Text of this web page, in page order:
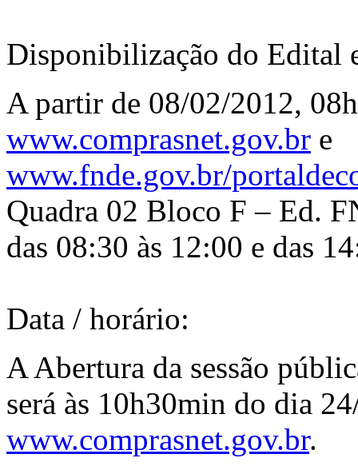
Disponibilização do Edital
A partir de 08/02/2012,
www.comprasnet.gov.br e
www.fnde.gov.br/
Quadra 02 Bloco F – Ed.
das 08:30 às 12:00 e das
Data / horário:
A Abertura da sessão
será às 10h30min do dia
www.comprasnet.gov.br.